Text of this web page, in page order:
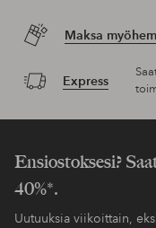
Maksa
Express
Ensiostoksesi?
40%*.
Uutuuksia viikoittain,